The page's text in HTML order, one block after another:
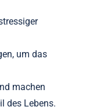
um das
machen
des Lebens.